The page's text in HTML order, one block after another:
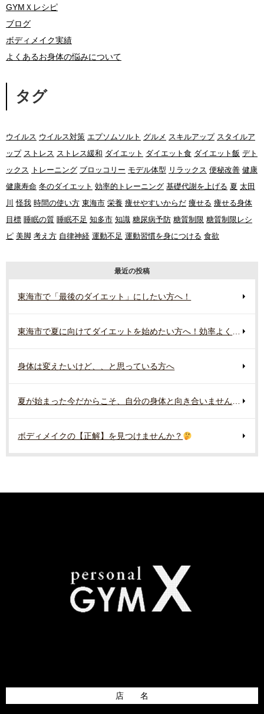
GYMＸレシピ
ブログ
ボディメイク実績
よくあるお身体の悩みについて
タグ
ウイルス ウイルス対策 エプソムソルト グルメ スキルアップ スタイルア
ップ ストレス ストレス緩和 ダイエット ダイエット食 ダイエット飯 デト
ックス トレーニング ブロッコリー モデル体型 リラックス 便秘改善 健康
健康寿命 冬のダイエット 効率的トレーニング 基礎代謝を上げる 夏 太田
川 怪我 時間の使い方 東海市 栄養 痩せやすいからだ 痩せる 痩せる身体
目標 睡眠の質 睡眠不足 知多市 知識 糖尿病予防 糖質制限 糖質制限レシ
ピ 美脚 考え方 自律神経 運動不足 運動習慣を身につける 食欲
最近の投稿
東海市で「最後のダイエット」にしたい方へ！
東海市で夏に向けてダイエットを始めたい方へ！効率よく行う準備とは？
身体は変えたいけど、、と思っている方へ
夏が始まった今だからこそ、自分の身体と向き合いませんか？
ボディメイクの【正解】を見つけませんか？
店 名